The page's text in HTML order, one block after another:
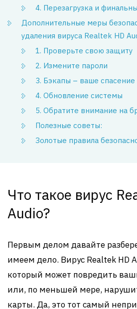
4. Перезагрузка и
Дополнительные меры
удаления вируса Realtek HD
1. Проверьте свою защиту
2. Измените пароли
3. Бэкапы – ваше спасение
4. Обновление системы
5. Обратите внимание на
Полезные советы:
Золотые правила
Что такое вирус
Audio?
Первым делом давайте
имеем дело. Вирус Realtek HD
который может повредить
или, по меньшей мере,
карты. Да, это тот самый